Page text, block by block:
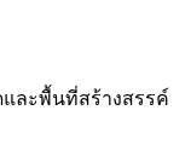
ละพื้นที่สร้างสรรค์